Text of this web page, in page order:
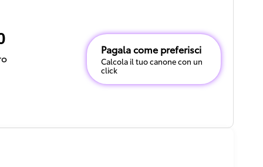
Pagala come preferisci
Calcola il tuo canone con un
click